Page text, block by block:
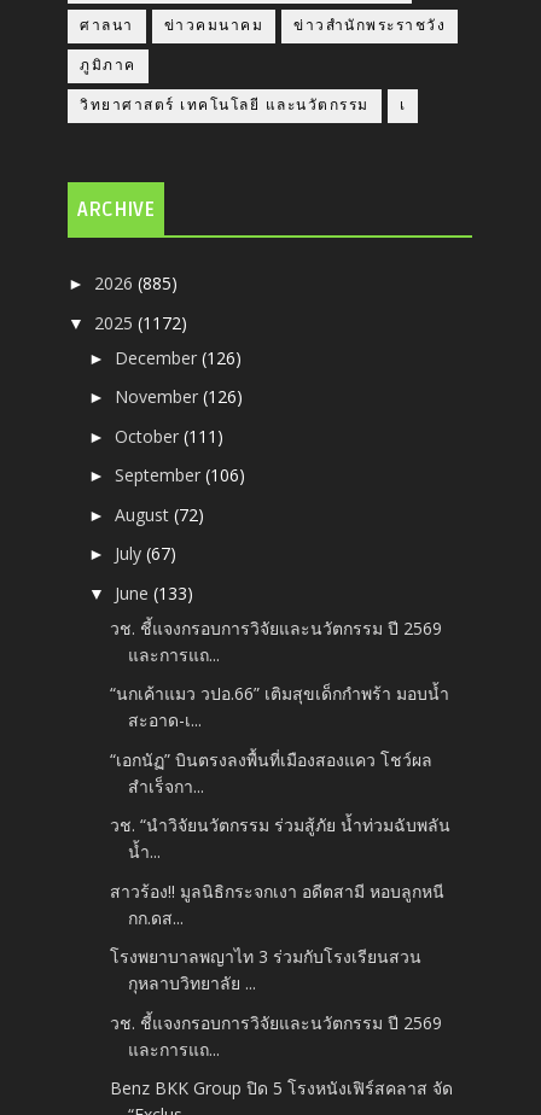
ศาลนา ข่าวคมนาคม ข่าวสำนักพระราชวัง
ภูมิภาค
วิทยาศาสตร์ เทคโนโลยี และนวัตกรรม เ
ARCHIVE
► 2026(885)
▼ 2025(1172)
► December(126)
► November(126)
►October(111)
►September(106)
►August(72)
► July(67)
▼ June(133)
วช. ชี้แจงกรอบการวิจัยและนวัตกรรม ปี 2569
และการแถ...
“นกเค้าแมว วปอ.66” เติมสุขเด็กกำพร้า มอบน้ำ
สะอาด-เ...
“เอกนัฏ” บินตรงลงพื้นที่เมืองสองแคว โชว์ผล
สำเร็จกา...
วช. “นำวิจัยนวัตกรรม ร่วมสู้ภัย น้ำท่วมฉับพลัน
น้ำ...
สาวร้อง!! มูลนิธิกระจกเงา อดีตสามี หอบลูกหนี
กก.ดส...
โรงพยาบาลพญาไท 3 ร่วมกับโรงเรียนสวน
กุหลาบวิทยาลัย ...
วช. ชี้แจงกรอบการวิจัยและนวัตกรรม ปี 2569
และการแถ...
Benz BKK Group ปิด 5 โรงหนังเฟิร์สคลาส จัด